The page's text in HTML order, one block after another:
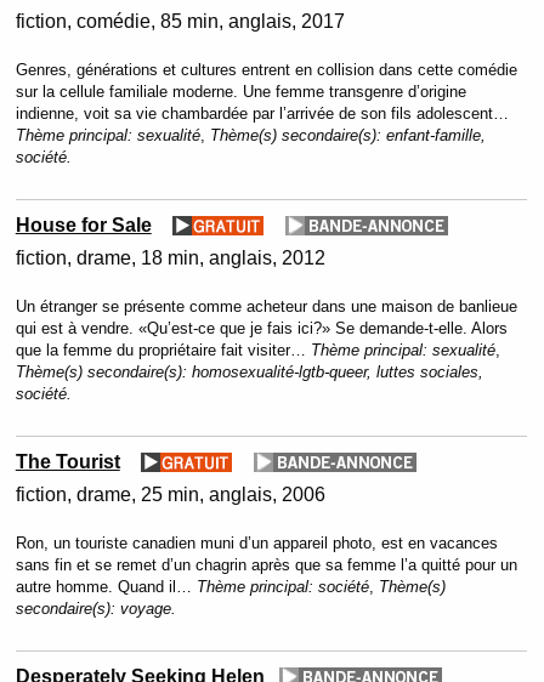
fiction comédie 85 min anglais 2017
Genres, générations et cultures entrent en collision dans cette comédie
sur la cellule familiale moderne. Une femme transgenre d’origine
indienne, voit sa vie chambardée par l’arrivée de son fils adolescent…
Thème principal: sexualité, Thème(s) secondaire(s): enfant-famille,
société.
House for Sale
fiction drame 18 min anglais 2012
Un étranger se présente comme acheteur dans une maison de banlieue
qui est à vendre. «Qu’est-ce que je fais ici?» Se demande-t-elle. Alors
que la femme du propriétaire fait visiter… Thème principal: sexualité,
Thème(s) secondaire(s): homosexualité-lgtb-queer, luttes sociales,
société.
The Tourist
fiction drame 25 min anglais 2006
Ron, un touriste canadien muni d’un appareil photo, est en vacances
sans fin et se remet d’un chagrin après que sa femme l’a quitté pour un
autre homme. Quand il… Thème principal: société, Thème(s)
secondaire(s): voyage.
Desperately Seeking Helen